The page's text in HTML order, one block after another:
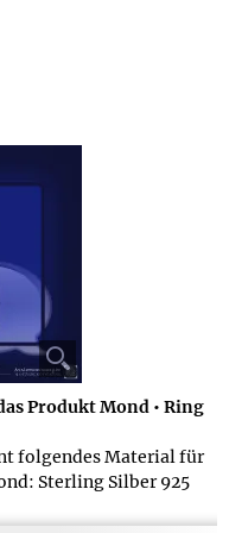
Produkt Mond • Ring
folgendes Material für
Sterling Silber 925